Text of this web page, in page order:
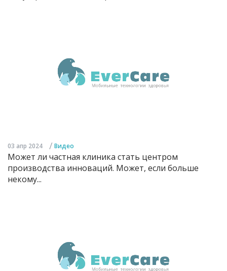
03 апр 2024 / Видео
Может ли частная клиника стать центром
производства инноваций. Может, если больше
некому...